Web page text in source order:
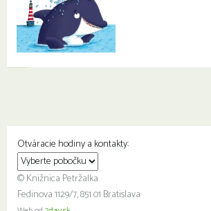
Otváracie hodiny a kontakty:
© Knižnica Petržalka
Fedinova 1129/7, 851 01 Bratislava